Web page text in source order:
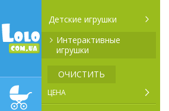
ДЕТСКИЕ КОЛЯСКИ
Детские игрушки
Интерактивные
игрушки
ОЧИСТИТЬ
ЦЕНА